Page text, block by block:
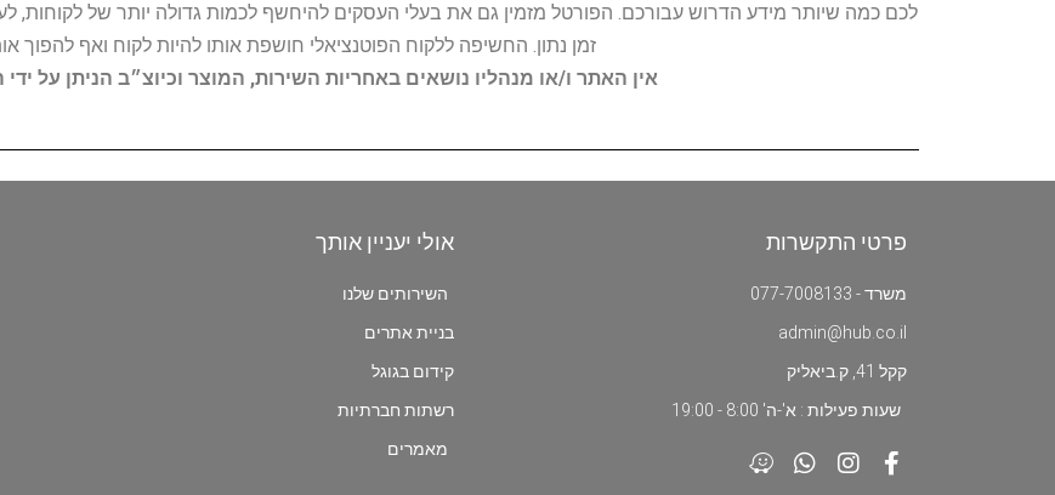
לכם כמה שיותר מידע הדרוש עבורכם. הפורטל מזמין גם את בעלי העסקים להיחשף לכמות גדולה יותר של
זמן נתון. החשיפה ללקוח הפוטנציאלי חושפת אותו להיות לקוח ואף להפוך
אין האתר ו/או מנהליו נושאים באחריות השירות, המוצר וכיוצ״ב הניתן על
פרטי התקשרות
משרד - 077-7008133
admin@hub.co.il
קקל 41, ק.ביאליק
שעות פעילות : א'-ה' 8:00 - 19:00
אולי יעניין אותך
השירותים שלנו
בניית אתרים
קידום בגוגל
רשתות חברתיות
מאמרים